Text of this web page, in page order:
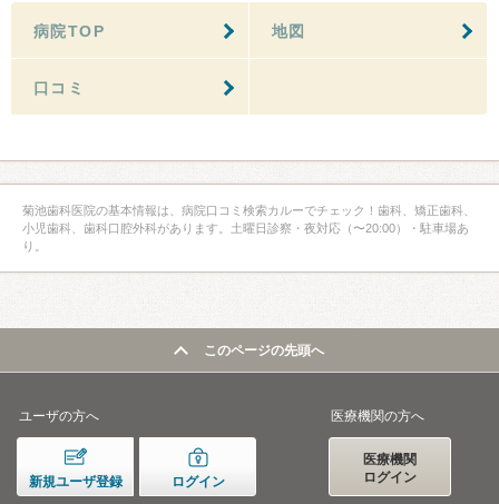
病院TOP 地図
口コミ
菊池歯科医院の基本情報は、病院口コミ検索カルーでチェック！歯科、矯正歯科、
小児歯科、歯科口腔外科があります。土曜日診察・夜対応（〜20:00）・駐車場あ
り。
このページの先頭へ
ユーザの方へ
新規ユーザ登録 ログイン
医療機関の方へ
医療機関
ログイン